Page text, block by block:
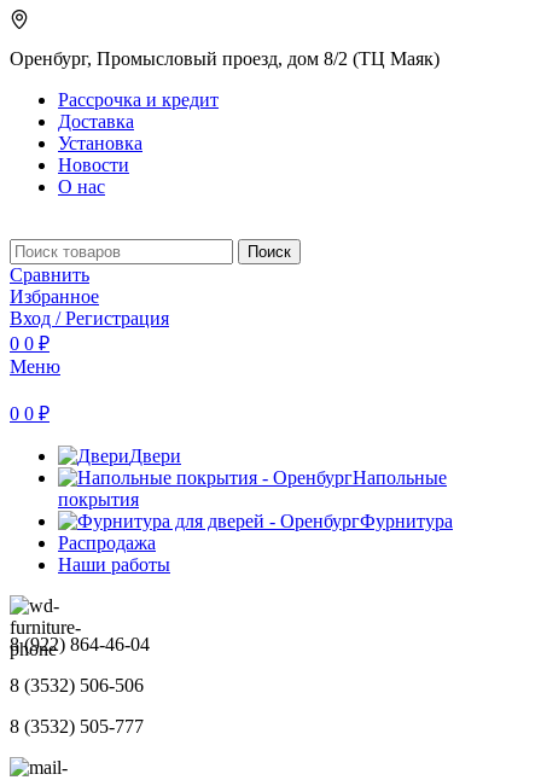
Оренбург, Промысловый проезд, дом 8/2 (ТЦ Маяк)
Рассрочка и кредит
Доставка
Установка
Новости
О нас
Поиск
Сравнить
Избранное
Вход / Регистрация
0 0 ₽
Меню
0 0 ₽
Двери
Напольные
покрытия
Фурнитура
Распродажа
Наши работы
8 (922) 864-46-04
8 (3532) 506-506
8 (3532) 505-777